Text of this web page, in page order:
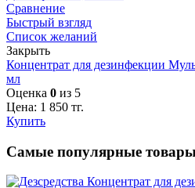
Сравнение
Быстрый взгляд
Список желаний
Закрыть
Концентрат для дезинфекции
мл
Оценка 0 из 5
Цена: 1 850 тг.
Купить
Самые популярные